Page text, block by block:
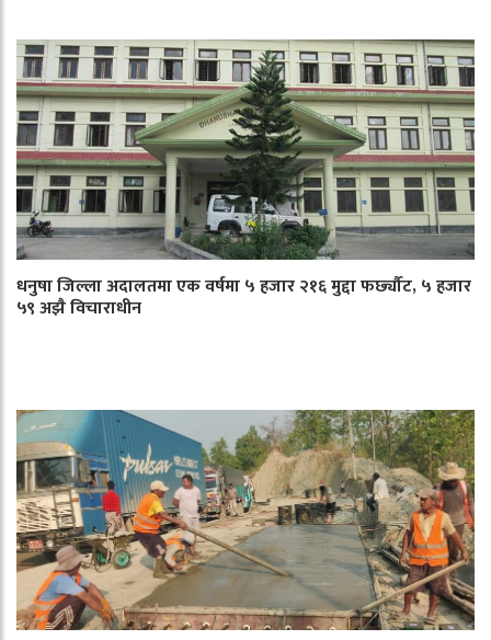
धनुषा जिल्ला अदालतमा एक वर्षमा ५ हजार २१६ मुद्दा फर्छ्यौट, ५ हजार
५९ अझै विचाराधीन